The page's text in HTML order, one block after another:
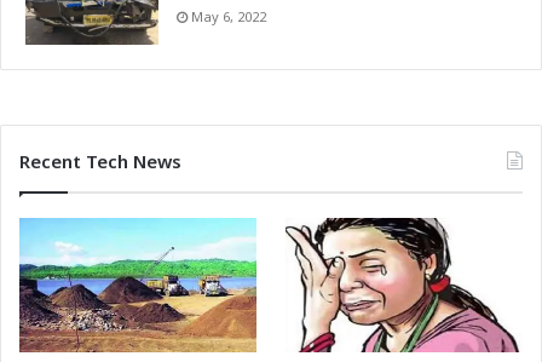
May 6, 2022
Recent Tech News